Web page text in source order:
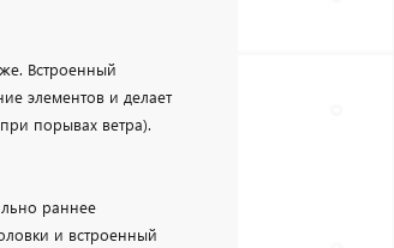
Встроенный
элементов и делает
порывах ветра).
раннее
и встроенный